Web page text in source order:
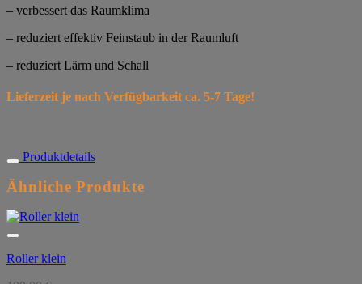
– verbessert das Raumklima
– reduziert effektiv Feinstaub in der Raumluft
– reduziert Lärm und Schall
Lieferzeit je nach Verfügbarkeit ca. 5-7 Tage!
Produktdetails
Ähnliche Produkte
Roller klein